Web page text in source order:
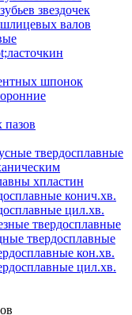
звездочек
валов
шпонок
твердосплавные
хпластин
конич.хв.
цил.хв.
твердосплавные
твердосплавные
кон.хв.
цил.хв.